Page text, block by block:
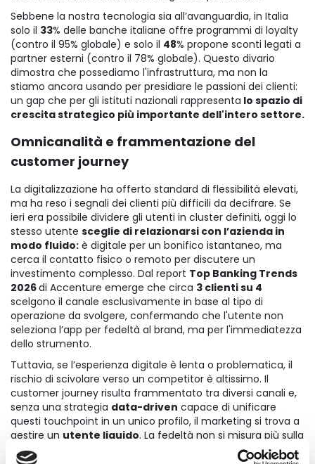
Sebbene la nostra tecnologia sia all’avanguardia, in Italia
solo il 33% delle banche italiane offre programmi di loyalty
(contro il 95% globale) e solo il 48% propone sconti legati a
partner esterni (contro il 78% globale). Questo divario
dimostra che possediamo l'infrastruttura, ma non la
stiamo ancora usando per presidiare le passioni dei clienti:
un gap che per gli istituti nazionali rappresenta lo spazio di
crescita strategico più importante dell'intero settore.
Omnicanalità e frammentazione del
customer journey
La digitalizzazione ha offerto standard di flessibilità elevati,
ma ha reso i segnali dei clienti più difficili da decifrare. Se
ieri era possibile dividere gli utenti in cluster definiti, oggi lo
stesso utente sceglie di relazionarsi con l’azienda in
modo fluido: è digitale per un bonifico istantaneo, ma
cerca il contatto fisico o remoto per discutere un
investimento complesso. Dal report Top Banking Trends
2026di Accenture emerge che circa 3 clienti su 4
scelgono il canale esclusivamente in base al tipo di
operazione da svolgere, confermando che l'utente non
seleziona l’app per fedeltà al brand, ma per l'immediatezza
dello strumento.
Tuttavia, se l’esperienza digitale è lenta o problematica, il
rischio di scivolare verso un competitor è altissimo. Il
customer journey risulta frammentato tra diversi canali e,
senza una strategia data-driven capace di unificare
questi touchpoint in un unico profilo, il marketing si trova a
gestire un utente liquido. La fedeltà non si misura più sulla
storicità, ma sulla capacità del brand di
reagire in tempo